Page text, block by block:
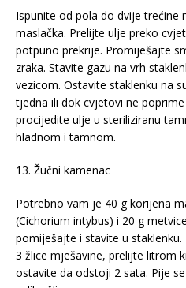
Ispunite od pola do dvije trećine
maslačka. Prelijte ulje preko
potpuno prekrije. Promiješajte
zraka. Stavite gazu na vrh
vezicom. Ostavite staklenku na
tjedna ili dok cvjetovi ne
procijedite ulje u steriliziranu
hladnom i tamnom.
13. Žučni kamenac
Potrebno vam je 40 g korijena
(Cichorium intybus) i 20 g
pomiješajte i stavite u
3 žlice mješavine, prelijte litrom
ostavite da odstoji 2 sata. Pije